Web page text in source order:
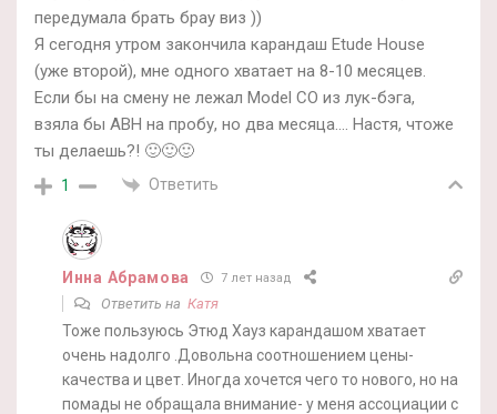
передумала брать брау виз ))
Я сегодня утром закончила карандаш Etude House
(уже второй), мне одного хватает на 8-10 месяцев.
Если бы на смену не лежал Model CO из лук-бэга,
взяла бы ABH на пробу, но два месяца…. Настя, чтоже
ты делаешь?! 🙂🙂🙂
1 Ответить
Инна Абрамова 7 лет назад
Ответить на Катя
Тоже пользуюсь Этюд Хауз карандашом хватает
очень надолго .Довольна соотношением цены-
качества и цвет. Иногда хочется чего то нового, но на
помады не обращала внимание- у меня ассоциации с